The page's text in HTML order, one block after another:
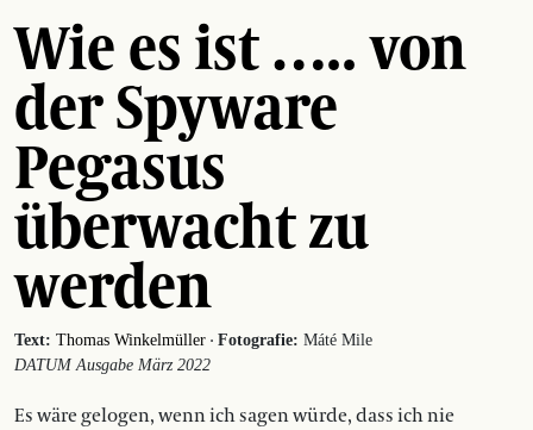
Wie es ist ….. von
der Spyware
Pegasus
überwacht zu
werden
Text: Thomas Winkelmüller · Fotografie: Máté Mile
DATUM Ausgabe März 2022
Es wäre gelogen, wenn ich sagen würde, dass ich nie